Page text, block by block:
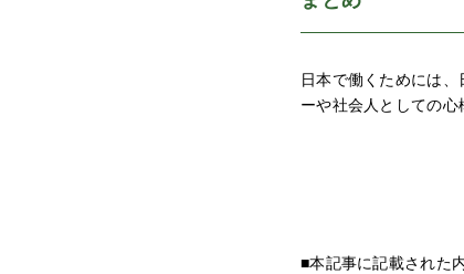
日本で働くためには
ーや社会人としての心
■本記事に記載された